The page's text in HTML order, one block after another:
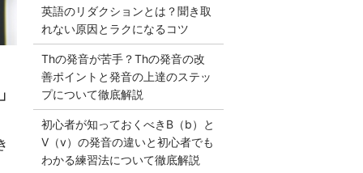
英語のリダクションとは？聞き取
れない原因とラクになるコツ
Thの発音が苦手？Thの発音の改
善ポイントと発音の上達のステッ
プについて徹底解説
初心者が知っておくべきB（b）と
V（v）の発音の違いと初心者でも
わかる練習法について徹底解説